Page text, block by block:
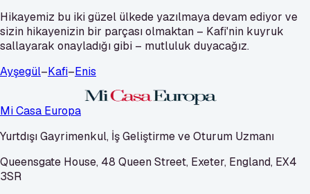
Hikayemiz bu iki güzel ülkede yazılmaya devam ediyor ve
sizin hikayenizin bir parçası olmaktan – Kafi'nin kuyruk
sallayarak onayladığı gibi – mutluluk duyacağız.
Ayşegül–Kafi–Enis
Mi Casa Europa
Yurtdışı Gayrimenkul, İş Geliştirme ve Oturum Uzmanı
Queensgate House, 48 Queen Street, Exeter, England, EX4
3SR